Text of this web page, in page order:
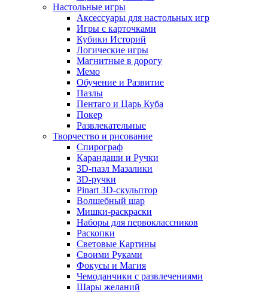
Настольные игры
Аксессуары для настольных игр
Игры с карточками
Кубики Историй
Логические игры
Магнитные в дорогу
Мемо
Обучение и Развитие
Пазлы
Пентаго и Царь Куба
Покер
Развлекательные
Творчество и рисование
Спирограф
Карандаши и Ручки
3D-пазл Мазалики
3D-ручки
Pinart 3D-скульптор
Волшебный шар
Мишки-раскраски
Наборы для первоклассников
Раскопки
Световые Картины
Своими Руками
Фокусы и Магия
Чемоданчики с развлечениями
Шары желаний